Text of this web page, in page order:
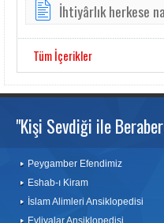
İhtiyârlık herkese
Tüm İçerikler
"Kişi Sevdiği ile
Peygamber Efendimiz
Eshab-ı Kiram
İslam Alimleri Ansiklopedisi
Evliyalar Ansiklopedisi